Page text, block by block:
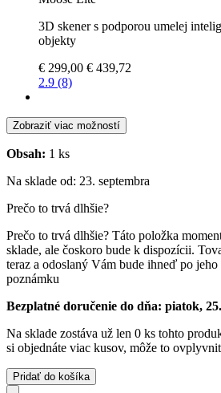
3D skener s podporou umelej
objekty
€ 299,00 € 439,72
2.9 (8)
Zobraziť viac možností
Obsah: 1 ks
Na sklade od: 23. septembra
Prečo to trvá dlhšie?
Prečo to trvá dlhšie? Táto položka
sklade, ale čoskoro bude k dispozícii.
teraz a odoslaný Vám bude ihneď po jeho
poznámku
Bezplatné doručenie do dňa: piatok,
Na sklade zostáva už len 0 ks tohto
si objednáte viac kusov, môže to
Pridať do košíka